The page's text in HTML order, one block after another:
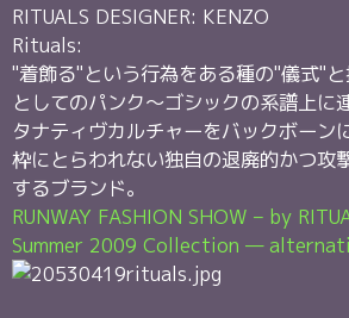
RITUALS DESIGNER: KENZO
Rituals:
"着飾る"という行為をある種の"儀式"
としてのパンク～ゴシックの系譜上に
タナティヴカルチャーをバックボーン
枠にとらわれない独自の退廃的かつ攻
するブランド。
RUNWAY FASHION SHOW – by
Summer 2009 Collection —